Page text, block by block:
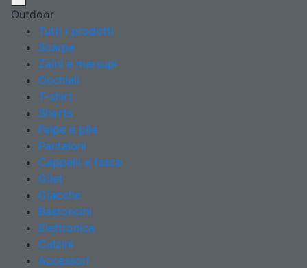
Outdoor
Tutti i prodotti
Scarpe
Zaini e marsupi
Occhiali
T-shirt
Shorts
Felpe e pile
Pantaloni
Cappelli e fasce
Gilet
Giacche
Bastoncini
Elettronica
Calzini
Accessori